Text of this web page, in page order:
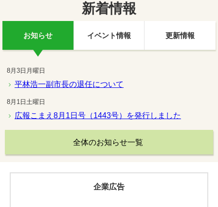
福祉
余暇活動
新着情報
お知らせ
8月3日 月曜日
平林浩一副市長の退任について
8月1日 土曜日
広報こまえ8月1日号（1443号）を発行しました
全体のお知らせ一覧
イベント情報 更新情報
企業広告